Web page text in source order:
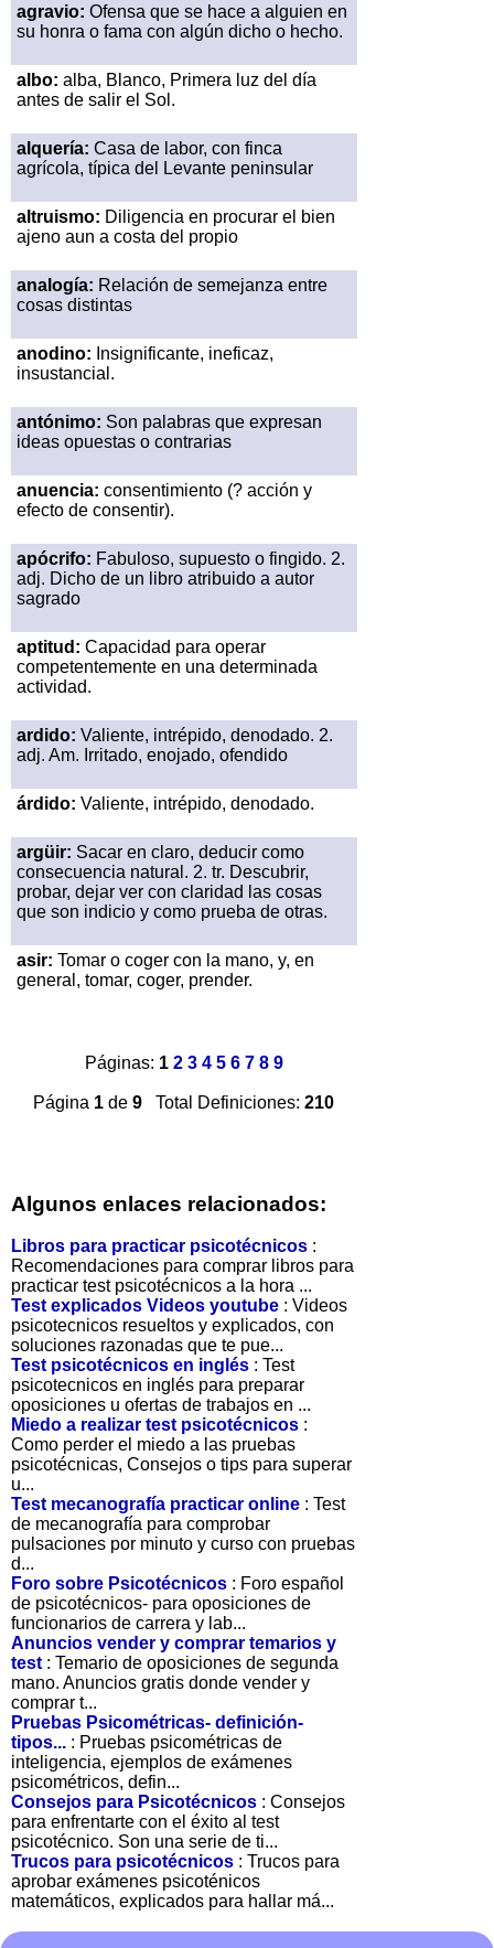
agravio: Ofensa que se hace a alguien en
su honra o fama con algún dicho o hecho.
albo: alba, Blanco, Primera luz del día
antes de salir el Sol.
alquería: Casa de labor, con finca
agrícola, típica del Levante peninsular
altruismo: Diligencia en procurar el bien
ajeno aun a costa del propio
analogía: Relación de semejanza entre
cosas distintas
anodino: Insignificante, ineficaz,
insustancial.
antónimo: Son palabras que expresan
ideas opuestas o contrarias
anuencia: consentimiento (? acción y
efecto de consentir).
apócrifo: Fabuloso, supuesto o fingido. 2.
adj. Dicho de un libro atribuido a autor
sagrado
aptitud: Capacidad para operar
competentemente en una determinada
actividad.
ardido: Valiente, intrépido, denodado. 2.
adj. Am. Irritado, enojado, ofendido
árdido: Valiente, intrépido, denodado.
argüir: Sacar en claro, deducir como
consecuencia natural. 2. tr. Descubrir,
probar, dejar ver con claridad las cosas
que son indicio y como prueba de otras.
asir: Tomar o coger con la mano, y, en
general, tomar, coger, prender.
Páginas: 1 2 3 4 5 6 7 8 9
Página 1 de9 Total Definiciones:210
Algunos enlaces relacionados:
Libros para practicar psicotécnicos :
Recomendaciones para comprar libros para
practicar test psicotécnicos a la hora ...
Test explicados Videos youtube : Videos
psicotecnicos resueltos y explicados, con
soluciones razonadas que te pue...
Test psicotécnicos en inglés : Test
psicotecnicos en inglés para preparar
oposiciones u ofertas de trabajos en ...
Miedo a realizar test psicotécnicos :
Como perder el miedo a las pruebas
psicotécnicas, Consejos o tips para superar
u...
Test mecanografía practicar online : Test
de mecanografía para comprobar
pulsaciones por minuto y curso con pruebas
d...
Foro sobre Psicotécnicos : Foro español
de psicotécnicos- para oposiciones de
funcionarios de carrera y lab...
Anuncios vender y comprar temarios y
test : Temario de oposiciones de segunda
mano. Anuncios gratis donde vender y
comprar t...
Pruebas Psicométricas- definición-
tipos... : Pruebas psicométricas de
inteligencia, ejemplos de exámenes
psicométricos, defin...
Consejos para Psicotécnicos : Consejos
para enfrentarte con el éxito al test
psicotécnico. Son una serie de ti...
Trucos para psicotécnicos : Trucos para
aprobar exámenes psicoténicos
matemáticos, explicados para hallar má...